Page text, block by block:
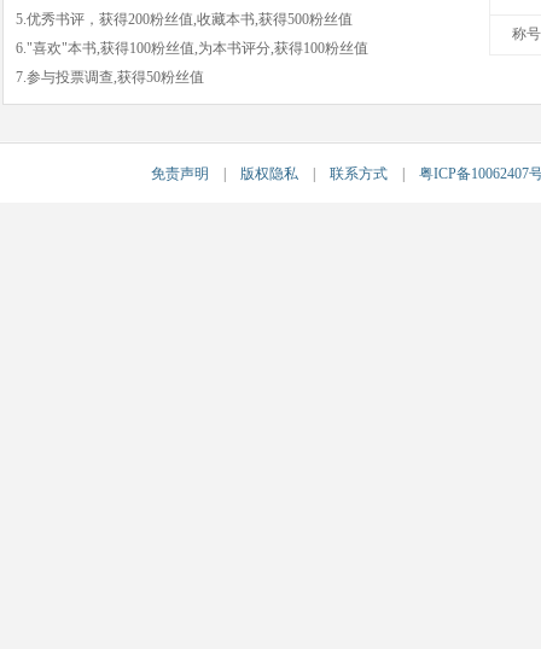
5.优秀书评，获得200粉丝值,收藏本书,获得500粉丝值
6."喜欢"本书,获得100粉丝值,为本书评分,获得100粉丝值
7.参与投票调查,获得50粉丝值
称号
免责声明 版权隐私 联系方式 粤ICP备10062407